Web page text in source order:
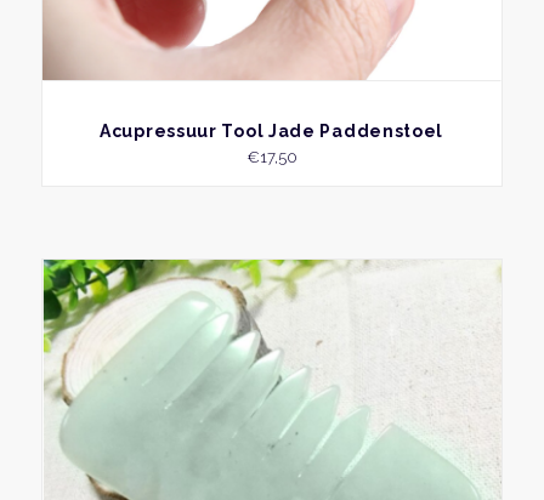
BEKIJK
Acupressuur Tool Jade Paddenstoel
€17,50